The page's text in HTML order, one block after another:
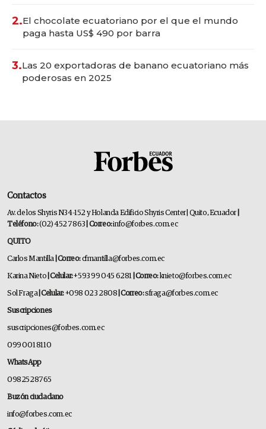
2.El chocolate ecuatoriano por el que el mundo
paga hasta US$ 490 por barra
3.Las 20 exportadoras de banano ecuatoriano más
poderosas en 2025
Contactos
Av. de los Shyris N34-152 y Holanda Edificio Shyris Center | Quito, Ecuador
Teléfono:(02) 452 7863 | Correo:info@forbes.com.ec
QUITO
Carlos Mantilla | Correo:cfmantilla@forbes.com.ec
Karina Nieto | Celular:+593 99 045 6281 | Correo:knieto@forbes.com.ec
Sol Fraga| Celular:+098 023 2808 | Correo:sfraga@forbes.com.ec
Suscripciones
suscripciones@forbes.com.ec
099 001 8110
WhatsApp
0982528765
Buzón ciudadano
info@forbes.com.ec